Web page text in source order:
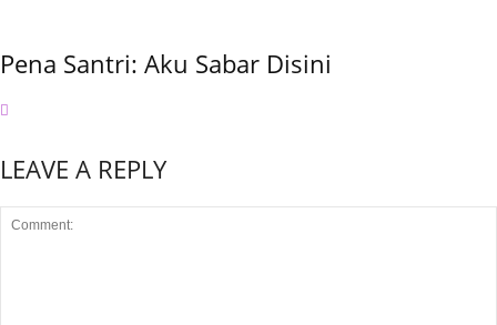
Pena Santri: Aku Sabar Disini
LEAVE A REPLY